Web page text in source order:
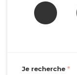
Je recherche